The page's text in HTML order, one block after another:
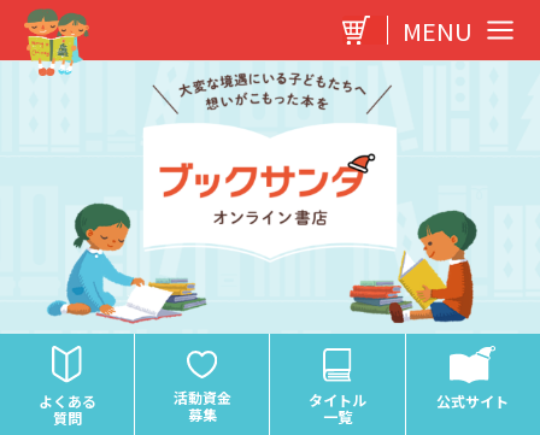
容
MENU
よくある
質問
活動資金
募集
タイトル
一覧
公式サイト